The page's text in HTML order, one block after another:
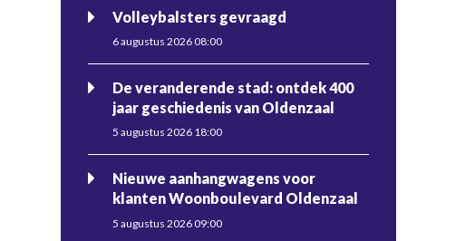
Volleybalsters gevraagd
6 augustus 2026 08:00
De veranderende stad: ontdek 400
jaar geschiedenis van Oldenzaal
5 augustus 2026 18:00
Nieuwe aanhangwagens voor
klanten Woonboulevard Oldenzaal
5 augustus 2026 09:00